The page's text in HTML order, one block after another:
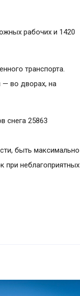
рабочих и 1420
транспорта.
— во дворах, на
снега 25863
быть максимально
при неблагоприятных